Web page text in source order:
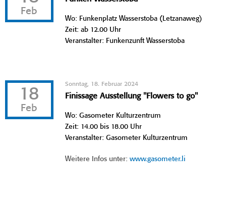
Feb
Wo: Funkenplatz Wasserstoba (Letzanaweg)
Zeit: ab 12.00 Uhr
Veranstalter: Funkenzunft Wasserstoba
18
Feb
Sonntag, 18. Februar 2024
Finissage Ausstellung "Flowers to go"
Wo: Gasometer Kulturzentrum
Zeit: 14.00 bis 18.00 Uhr
Veranstalter: Gasometer Kulturzentrum
Weitere Infos unter:www.gasometer.li